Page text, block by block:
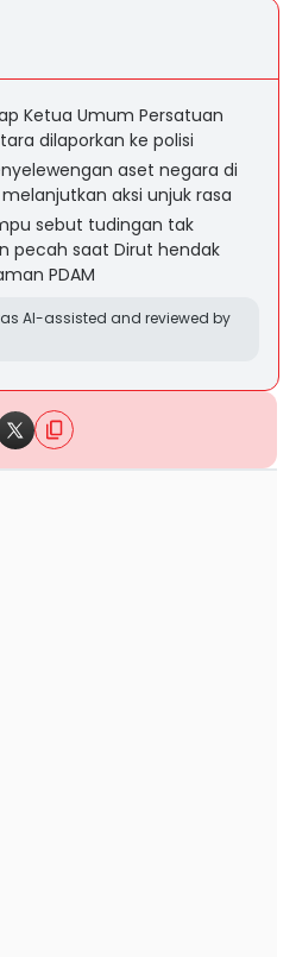
Ketua Umum Persatuan
dilaporkan ke polisi
aset negara di
aksi unjuk rasa
sebut tudingan tak
pecah saat Dirut hendak
PDAM
AI-assisted and reviewed by